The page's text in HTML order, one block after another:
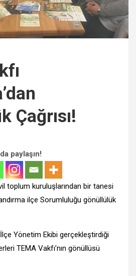
Çağrısı!
paylaşın!
toplum kuruluşlarından bir tanesi
ilçe Sorumluluğu gönüllülük
Yönetim Ekibi gerçekleştirdiği
TEMA Vakfı’nın gönüllüsü